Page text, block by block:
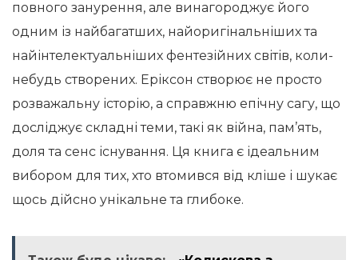
повного занурення, але винагороджує його
одним із найбагатших, найоригінальніших та
найінтелектуальніших фентезійних світів, коли-
небудь створених. Еріксон створює не просто
розважальну історію, а справжню епічну сагу, що
досліджує складні теми, такі як війна, пам’ять,
доля та сенс існування. Ця книга є ідеальним
вибором для тих, хто втомився від кліше і шукає
щось дійсно унікальне та глибоке.